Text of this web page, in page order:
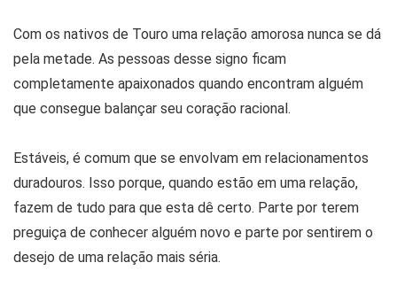
Com os nativos de Touro uma relação amorosa nunca se dá
pela metade. As pessoas desse signo ficam
completamente apaixonados quando encontram alguém
que consegue balançar seu coração racional.
Estáveis, é comum que se envolvam em relacionamentos
duradouros. Isso porque, quando estão em uma relação,
fazem de tudo para que esta dê certo. Parte por terem
preguiça de conhecer alguém novo e parte por sentirem o
desejo de uma relação mais séria.